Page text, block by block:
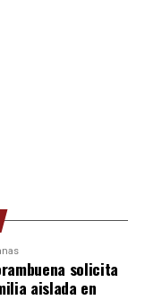
solicita
aislada en